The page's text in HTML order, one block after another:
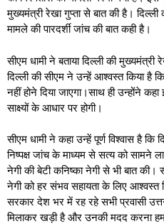
मुख्यमंत्री रेखा गुप्ता से बात की है।
मामले की पारदर्शी जांच की बात कही है।
सीएम धामी ने बताया दिल्ली की मुख्यमंत्री
दिल्ली की सीएम ने उन्हें आश्वस्त किया है
नहीं होने दिया जाएगा।साथ ही उन्होंने
साक्ष्यों के आधार पर होगी।
सीएम धामी ने कहा उन्हें पूर्ण विश्वास है
निष्पक्ष जांच के माध्यम से सत्य को सामने
नेगी की बेटी कनिष्का नेगी से भी बात की।
नेगी को हर संभव सहायता के लिए आश्वस्त
सरकार देश भर में रह रहे सभी प्रवासी
मिलाकर खड़ी है और उनकी मदद करना